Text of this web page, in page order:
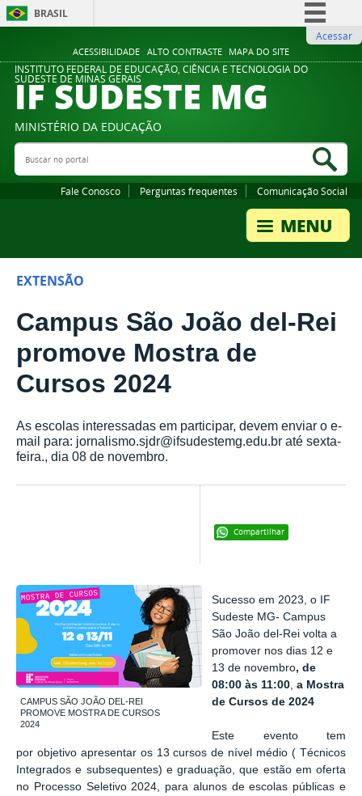
ACESSIBILIDADE ALTO CONTRASTE MAPA DO SITE
BRASIL
Comunica BR
Participe
Legislação
Acessar
INSTITUTO FEDERAL DE EDUCAÇÃO, CIÊNCIA E TECNOLOGIA DO
SUDESTE DE MINAS GERAIS
IF SUDESTE MG
MINISTÉRIO DA EDUCAÇÃO
Buscar no portal
Fale Conosco Perguntas frequentes Comunicação Social
EXTENSÃO
Campus São João del-Rei
promove Mostra de
Cursos 2024
As escolas interessadas em participar, devem enviar o e-
mail para: jornalismo.sjdr@ifsudestemg.edu.br até sexta-
feira., dia 08 de novembro.
Compartilhar
CAMPUS SÃO JOÃO DEL-REI
PROMOVE MOSTRA DE CURSOS
2024
Sucesso em 2023, o IF
Sudeste MG- Campus
São João del-Rei volta a
promover nos dias 12 e
13 de novembro, de
08:00 às 11:00,a Mostra
de Cursos de 2024
Este evento tem
por objetivo apresentar os 13 cursos de nível médio ( Técnicos
Integrados e subsequentes) e graduação, que estão em oferta
no Processo Seletivo 2024, para alunos de escolas públicas e